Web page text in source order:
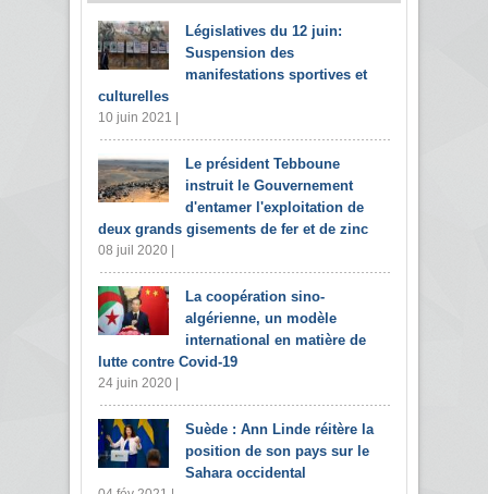
Législatives du 12 juin:
Suspension des
manifestations sportives et
culturelles
10 juin 2021 |
Le président Tebboune
instruit le Gouvernement
d'entamer l'exploitation de
deux grands gisements de fer et de zinc
08 juil 2020 |
La coopération sino-
algérienne, un modèle
international en matière de
lutte contre Covid-19
24 juin 2020 |
Suède : Ann Linde réitère la
position de son pays sur le
Sahara occidental